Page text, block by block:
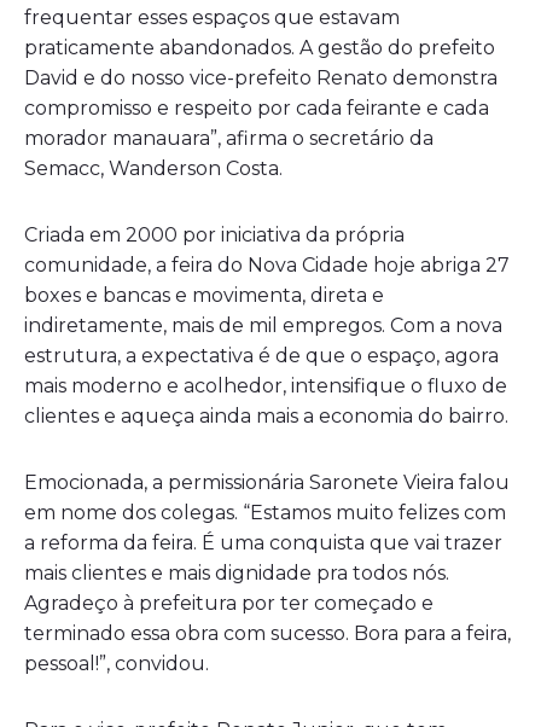
frequentar esses espaços que estavam
praticamente abandonados. A gestão do prefeito
David e do nosso vice-prefeito Renato demonstra
compromisso e respeito por cada feirante e cada
morador manauara”, afirma o secretário da
Semacc, Wanderson Costa.
Criada em 2000 por iniciativa da própria
comunidade, a feira do Nova Cidade hoje abriga 27
boxes e bancas e movimenta, direta e
indiretamente, mais de mil empregos. Com a nova
estrutura, a expectativa é de que o espaço, agora
mais moderno e acolhedor, intensifique o fluxo de
clientes e aqueça ainda mais a economia do bairro.
Emocionada, a permissionária Saronete Vieira falou
em nome dos colegas. “Estamos muito felizes com
a reforma da feira. É uma conquista que vai trazer
mais clientes e mais dignidade pra todos nós.
Agradeço à prefeitura por ter começado e
terminado essa obra com sucesso. Bora para a feira,
pessoal!”, convidou.